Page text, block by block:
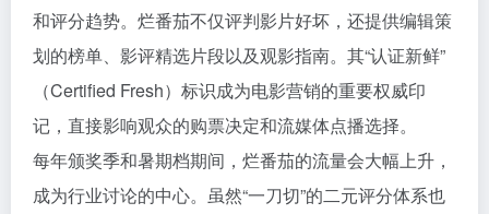
和评分趋势。烂番茄不仅评判影片好坏，还提供编辑策
划的榜单、影评精选片段以及观影指南。其“认证新鲜”
（Certified Fresh）标识成为电影营销的重要权威印
记，直接影响观众的购票决定和流媒体点播选择。
每年颁奖季和暑期档期间，烂番茄的流量会大幅上升，
成为行业讨论的中心。虽然“一刀切”的二元评分体系也